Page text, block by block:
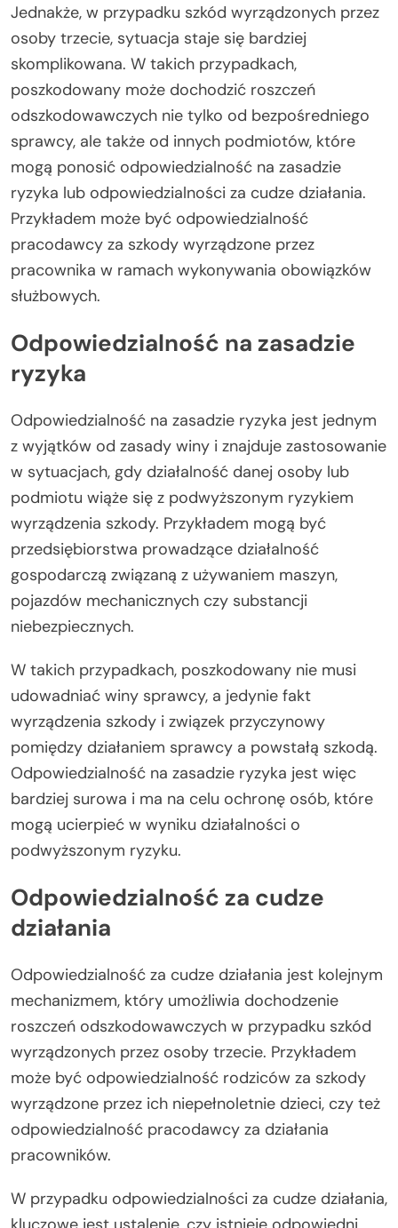
Jednakże, w przypadku szkód wyrządzonych przez
osoby trzecie, sytuacja staje się bardziej
skomplikowana. W takich przypadkach,
poszkodowany może dochodzić roszczeń
odszkodowawczych nie tylko od bezpośredniego
sprawcy, ale także od innych podmiotów, które
mogą ponosić odpowiedzialność na zasadzie
ryzyka lub odpowiedzialności za cudze działania.
Przykładem może być odpowiedzialność
pracodawcy za szkody wyrządzone przez
pracownika w ramach wykonywania obowiązków
służbowych.
Odpowiedzialność na zasadzie
ryzyka
Odpowiedzialność na zasadzie ryzyka jest jednym
z wyjątków od zasady winy i znajduje zastosowanie
w sytuacjach, gdy działalność danej osoby lub
podmiotu wiąże się z podwyższonym ryzykiem
wyrządzenia szkody. Przykładem mogą być
przedsiębiorstwa prowadzące działalność
gospodarczą związaną z używaniem maszyn,
pojazdów mechanicznych czy substancji
niebezpiecznych.
W takich przypadkach, poszkodowany nie musi
udowadniać winy sprawcy, a jedynie fakt
wyrządzenia szkody i związek przyczynowy
pomiędzy działaniem sprawcy a powstałą szkodą.
Odpowiedzialność na zasadzie ryzyka jest więc
bardziej surowa i ma na celu ochronę osób, które
mogą ucierpieć w wyniku działalności o
podwyższonym ryzyku.
Odpowiedzialność za cudze
działania
Odpowiedzialność za cudze działania jest kolejnym
mechanizmem, który umożliwia dochodzenie
roszczeń odszkodowawczych w przypadku szkód
wyrządzonych przez osoby trzecie. Przykładem
może być odpowiedzialność rodziców za szkody
wyrządzone przez ich niepełnoletnie dzieci, czy też
odpowiedzialność pracodawcy za działania
pracowników.
W przypadku odpowiedzialności za cudze działania,